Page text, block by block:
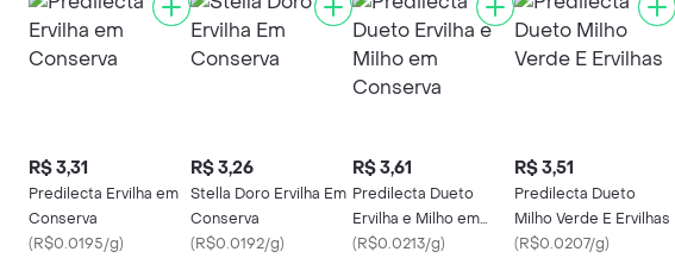
R$ 3,31
Predilecta Ervilha em
Conserva
(R$0.0195/g)
R$ 3,26
Stella Doro Ervilha Em
Conserva
(R$0.0192/g)
R$ 3,61
Predilecta Dueto
Ervilha e Milho em
Conserva
(R$0.0213/g)
R$ 3,51
Predilecta Dueto
Milho Verde E Ervilhas
(R$0.0207/g)